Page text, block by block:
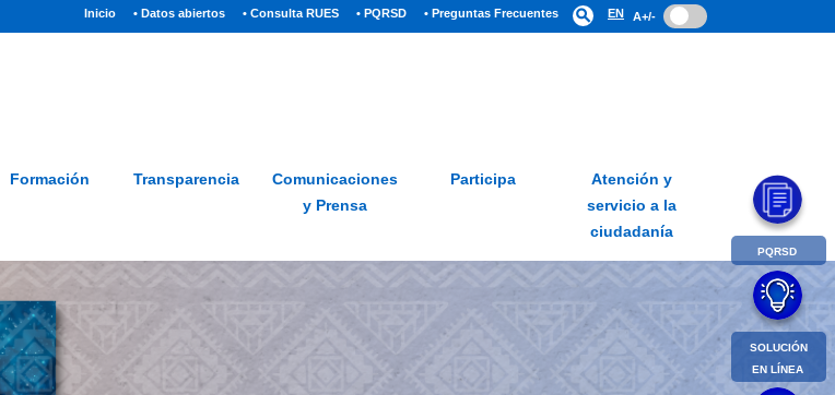
Inicio(current)
• Datos abiertos • Consulta RUES • PQRSD • Preguntas Frecuentes search EN A+/-
PQRSD Preguntas frecuentes
Formación Transparencia
Comunicaciones
y Prensa
Participa
Atención y
servicio a la
ciudadanía
PQRSD
SOLUCIÓN
EN LÍNEA